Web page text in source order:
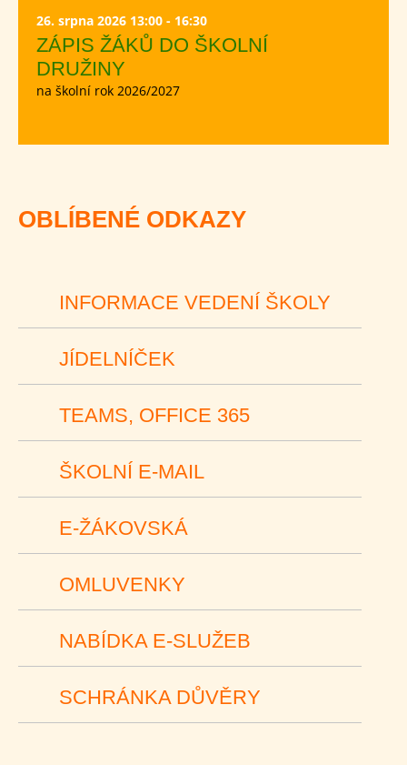
26. srpna 2026 13:00 - 16:30
ZÁPIS ŽÁKŮ DO ŠKOLNÍ
DRUŽINY
na školní rok 2026/2027
OBLÍBENÉ ODKAZY
INFORMACE VEDENÍ ŠKOLY
JÍDELNÍČEK
TEAMS, OFFICE 365
ŠKOLNÍ E-MAIL
E-ŽÁKOVSKÁ
OMLUVENKY
NABÍDKA E-SLUŽEB
SCHRÁNKA DŮVĚRY